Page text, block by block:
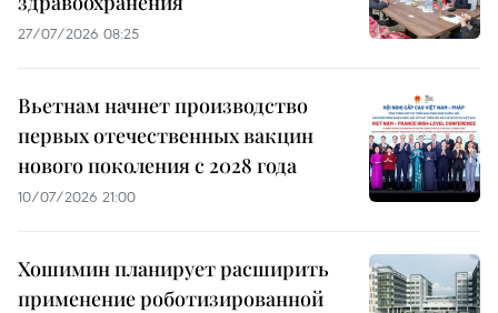
27/07/2026 08:25
Вьетнам начнет производство
первых отечественных вакцин
нового поколения с 2028 года
10/07/2026 21:00
Хошимин планирует расширить
применение роботизированной